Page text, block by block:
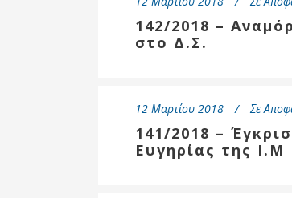
142/2018 –
στο Δ.Σ.
12 Μαρτίου 2018 Σε
141/2018 –
Ευγηρίας της